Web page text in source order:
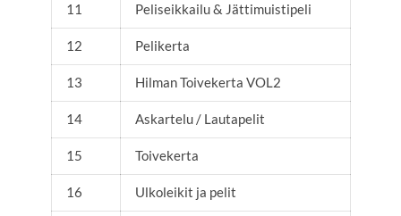
11 Peliseikkailu & Jättimuistipeli
12 Pelikerta
13 Hilman Toivekerta VOL2
14 Askartelu / Lautapelit
15 Toivekerta
16 Ulkoleikit ja pelit